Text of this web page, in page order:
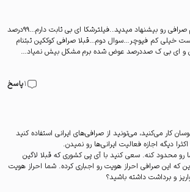
برای کار در صرافی ها کدوم صرافی رو بیشنهاد میدید..فیلترشکا ای بی ثابت دارم…99درصد
خیلی کم فیوچر…سوال دوم…قبلا صرافی کوککین ثبتنام
و ای بی ک صددرصد عوض شده برم مشکل بیش نمیاد…
1پاسخ
کار می‌کنید، می‌تونید از صرافی‌های ایرانی استفاده کنید
دیگه اجازه فعالیت ایرانی‌ها رو نمیدن.
رو محدود کنه. سعی کنید با آی پی کشوری که قبلا لاگین
که این صرافی احراز هویت رو اجباری کرده. شما احراز هویت
و برداشت داشته باشید؟